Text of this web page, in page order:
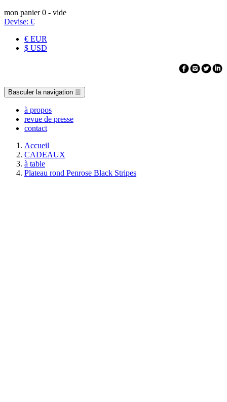
mon panier 0 - vide
Devise: €
€ EUR
$ USD
Basculer la navigation ☰
à propos
revue de presse
contact
Accueil
CADEAUX
à table
Plateau rond Penrose Black Stripes